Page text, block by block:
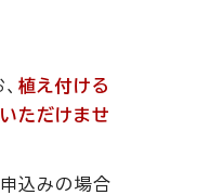
植え付ける
ただけませ
込みの場合